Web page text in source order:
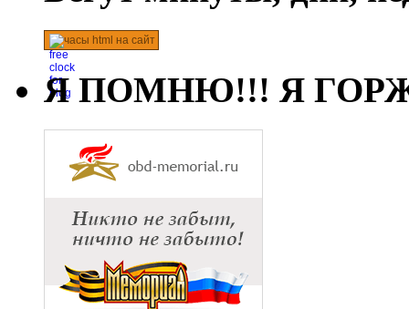
часы html на сайт
Я ПОМНЮ!!! Я